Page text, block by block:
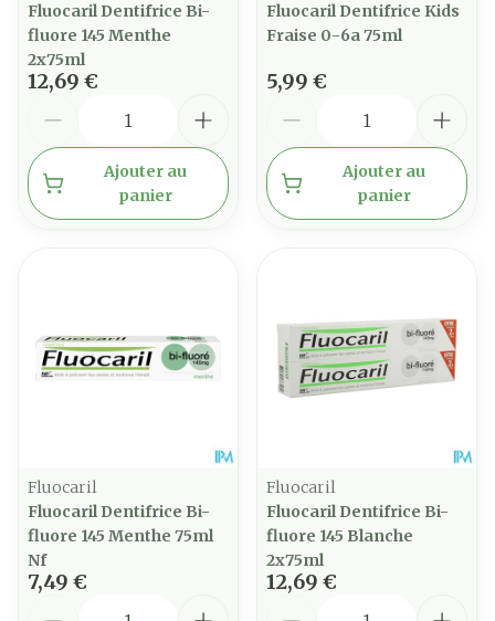
Fluocaril Dentifrice Bi-
fluore 145 Menthe
2x75ml
12,69 €
Ajouter au
panier
Fluocaril Dentifrice Kids
Fraise 0-6a 75ml
5,99 €
Ajouter au
panier
Fluocaril
Fluocaril Dentifrice Bi-
fluore 145 Menthe 75ml
Nf
7,49 €
Fluocaril
Fluocaril Dentifrice Bi-
fluore 145 Blanche
2x75ml
12,69 €